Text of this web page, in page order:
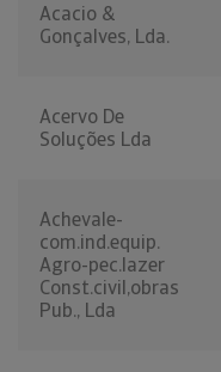
Acacio &
Gonçalves, Lda.
Acervo De
Soluções Lda
Achevale-
com.ind.equip.
Agro-pec.lazer
Const.civil,obras
Pub., Lda